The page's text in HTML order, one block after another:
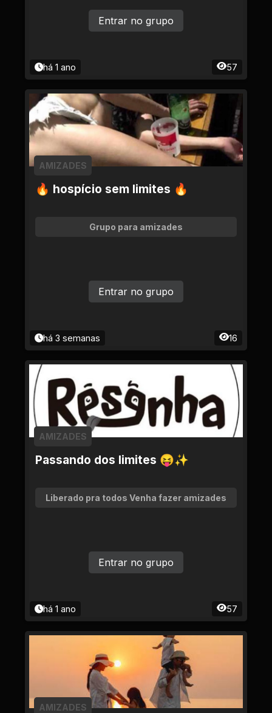
há 1 ano 57
Entrar no grupo
🔥 hospício sem limites 🔥
AMIZADES
Grupo para amizades
há 3 semanas 16
Entrar no grupo
Passando dos limites 😝✨
AMIZADES
Liberado pra todos Venha fazer amizades
há 1 ano 57
Entrar no grupo
AMIZADES